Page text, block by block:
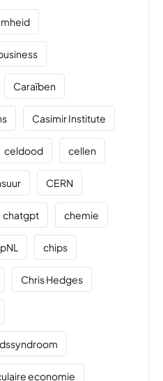
Caraïben
Casimir Institute
celdood cellen
CERN
chatgpt chemie
chips
Chris Hedges
economie